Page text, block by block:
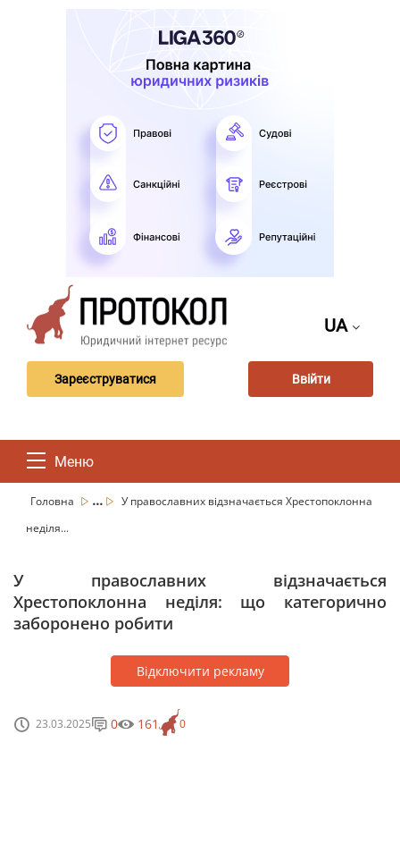
UA
Зареєструватися Ввійти
Меню
Головна ...
У православних відзначається Хрестопоклонна
неділя...
У православних відзначається
Хрестопоклонна неділя: що категорично
заборонено робити
Відключити рекламу
23.03.2025 0
0 161